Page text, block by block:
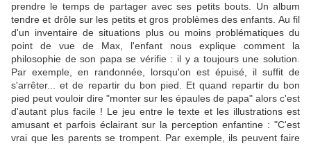
prendre le temps de partager avec ses petits bouts. Un album
tendre et drôle sur les petits et gros problèmes des enfants. Au fil
d'un inventaire de situations plus ou moins problématiques du
point de vue de Max, l'enfant nous explique comment la
philosophie de son papa se vérifie : il y a toujours une solution.
Par exemple, en randonnée, lorsqu'on est épuisé, il suffit de
s'arrêter... et de repartir du bon pied. Et quand repartir du bon
pied peut vouloir dire "monter sur les épaules de papa" alors c'est
d'autant plus facile ! Le jeu entre le texte et les illustrations est
amusant et parfois éclairant sur la perception enfantine : "C'est
vrai que les parents se trompent. Par exemple, ils peuvent faire